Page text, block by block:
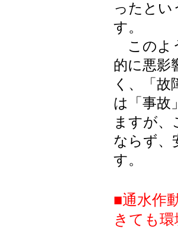
ったとい
す。
このよ
的に悪影
く、「
は「事故
ますが
ならず、
す。
■通水作
きても